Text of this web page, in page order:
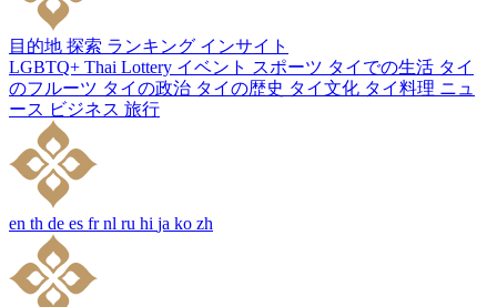
目的地 探索 ランキング インサイト
LGBTQ+ Thai Lottery イベント スポーツ タイでの生活 タイ
のフルーツ タイの政治 タイの歴史 タイ文化 タイ料理 ニュ
ース ビジネス 旅行
en th de es fr nl ru hi ja ko zh